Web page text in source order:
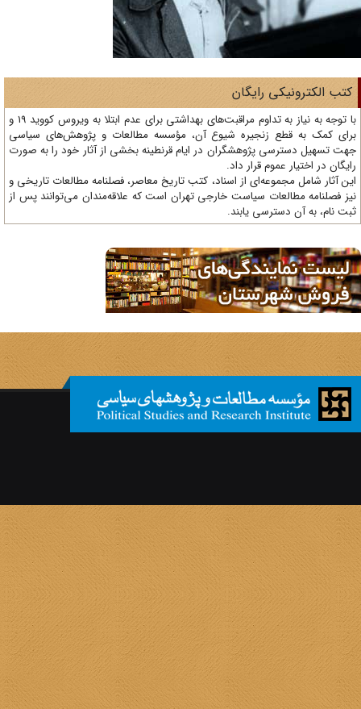
الکترونیکی رایگان
با توجه به نیاز به تداوم مراقبت‌های بهداشتی برای عدم ابتلا به ویروس کووید 19 و
کمک به قطع زنجیره شیوع آن، مؤسسه مطالعات و پژوهش‌های سیاسی
تسهیل دسترسی پژوهشگران در ایام قرنطینه بخشی از آثار خود را به صورت
در اختیار عموم قرار داد.
آثار شامل مجموعه‌ای از اسناد، کتب تاریخ معاصر، فصلنامه‌ مطالعات تاریخی و
فصلنامه مطالعات سیاست خارجی تهران است که علاقه‌مندان می‌توانند پس از
نام، به آن دسترسی یابند.